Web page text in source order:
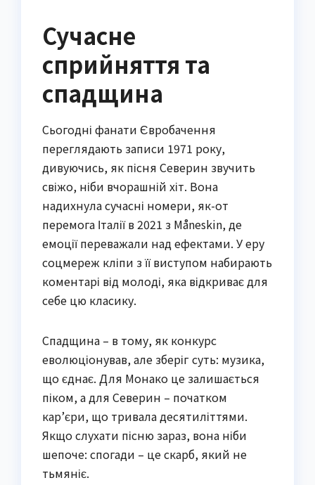
Сучасне
сприйняття та
спадщина
Сьогодні фанати Євробачення
переглядають записи 1971 року,
дивуючись, як пісня Северин звучить
свіжо, ніби вчорашній хіт. Вона
надихнула сучасні номери, як-от
перемога Італії в 2021 з Måneskin, де
емоції переважали над ефектами. У еру
соцмереж кліпи з її виступом набирають
коментарі від молоді, яка відкриває для
себе цю класику.
Спадщина – в тому, як конкурс
еволюціонував, але зберіг суть: музика,
що єднає. Для Монако це залишається
піком, а для Северин – початком
кар’єри, що тривала десятиліттями.
Якщо слухати пісню зараз, вона ніби
шепоче: спогади – це скарб, який не
тьмяніє.